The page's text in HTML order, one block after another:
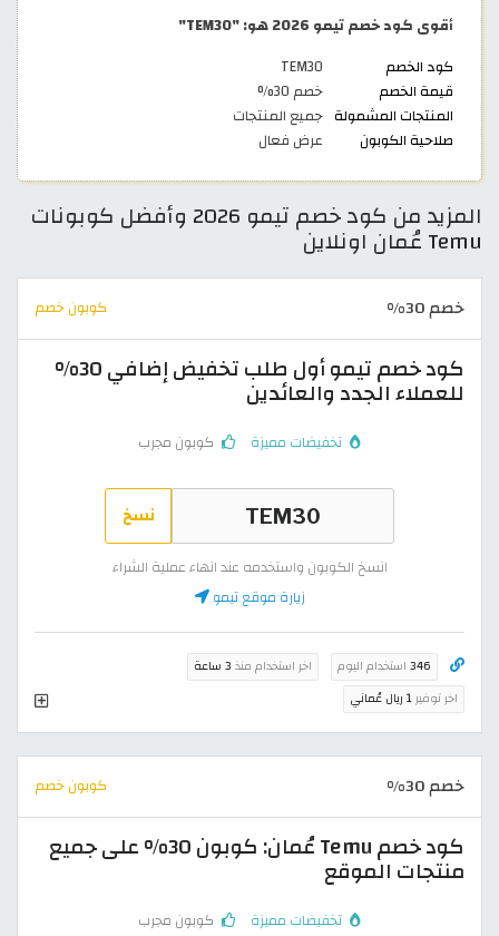
أقوى كود خصم تيمو 2026 هو: "TEM30"
كود الخصم
TEM30
قيمة الخصم
خصم 30%
المنتجات المشمولة جميع المنتجات
صلاحية الكوبون
عرض فعال
المزيد من كود خصم تيمو 2026 وأفضل كوبونات
Temu عُمان اونلاين
خصم 30% كوبون خصم
كود خصم تيمو أول طلب تخفيض إضافي 30%
للعملاء الجدد والعائدين
تخفيضات مميزة كوبون مجرب
نسخ
انسخ الكوبون واستخدمه عند انهاء عملية الشراء
زيارة موقع تيمو
346 استخدام اليوم اخر استخدام منذ 3 ساعة
اخر توفير1 ريال عُماني
خصم 30% كوبون خصم
كود خصم Temu عُمان: كوبون 30% على جميع
منتجات الموقع
تخفيضات مميزة كوبون مجرب